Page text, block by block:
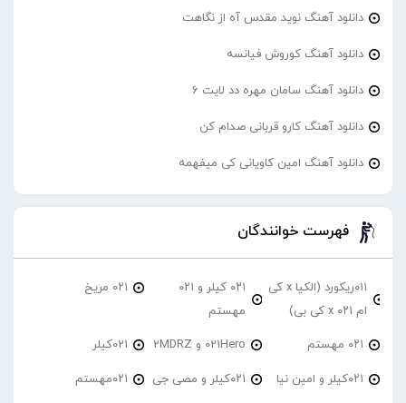
دانلود آهنگ نوید مقدس آه از نگاهت
دانلود آهنگ کوروش فیانسه
دانلود آهنگ سامان مهره دد لایت 6
دانلود آهنگ کارو قربانی صدام کن
دانلود آهنگ امین کاویانی کی میفهمه
فهرست خوانندگان
۰۱۱ریکورد (الکیا x کی
ام ۰۲۱ x کی بی)
۰۲۱ کیلر و ۰۲۱
مهستم
۰۲۱ مریخ
۰۲۱ مهستم 021Hero و 2MDRZ 021کیلر
۰۲۱کیلر و امین نیا ۰۲۱کیلر و مصی جی ۰۲۱مهستم